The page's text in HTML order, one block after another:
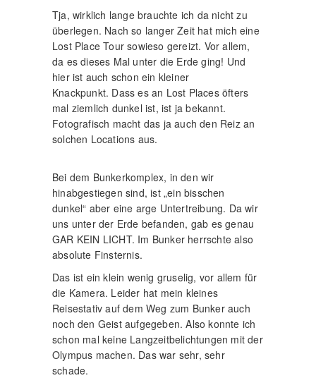
Tja, wirklich lange brauchte ich da nicht zu
überlegen. Nach so langer Zeit hat mich eine
Lost Place Tour sowieso gereizt. Vor allem,
da es dieses Mal unter die Erde ging! Und
hier ist auch schon ein kleiner
Knackpunkt. Dass es an Lost Places öfters
mal ziemlich dunkel ist, ist ja bekannt.
Fotografisch macht das ja auch den Reiz an
solchen Locations aus.
Bei dem Bunkerkomplex, in den wir
hinabgestiegen sind, ist „ein bisschen
dunkel“ aber eine arge Untertreibung. Da wir
uns unter der Erde befanden, gab es genau
GAR KEIN LICHT. Im Bunker herrschte also
absolute Finsternis.
Das ist ein klein wenig gruselig, vor allem für
die Kamera. Leider hat mein kleines
Reisestativ auf dem Weg zum Bunker auch
noch den Geist aufgegeben. Also konnte ich
schon mal keine Langzeitbelichtungen mit der
Olympus machen. Das war sehr, sehr
schade.